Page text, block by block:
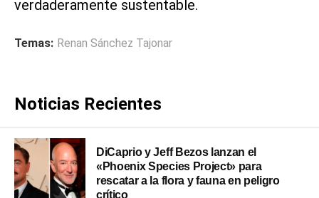
verdaderamente sustentable.
Temas: Renan Sánchez Tajonar
Noticias Recientes
DiCaprio y Jeff Bezos lanzan el
«Phoenix Species Project» para
rescatar a la flora y fauna en peligro
crítico